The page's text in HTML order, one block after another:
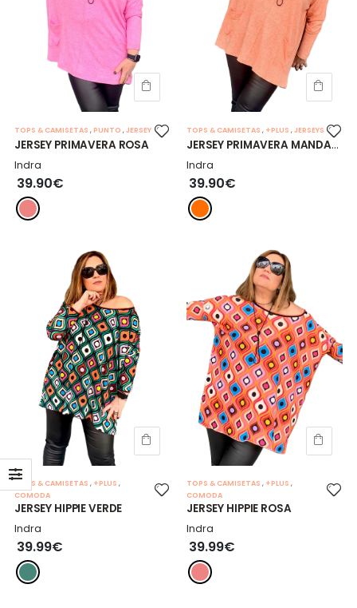
TOPS & CAMISETAS ,PUNTO ,JERSEY
JERSEY PRIMAVERA ROSA
Indra
39.90€
TOPS & CAMISETAS , +PLUS ,JERSEYS
JERSEY PRIMAVERA MANDARINA
Indra
39.90€
TOPS & CAMISETAS , +PLUS ,
COMODA
JERSEY HIPPIE VERDE
Indra
39.99€
TOPS & CAMISETAS , +PLUS ,
COMODA
JERSEY HIPPIE ROSA
Indra
39.99€